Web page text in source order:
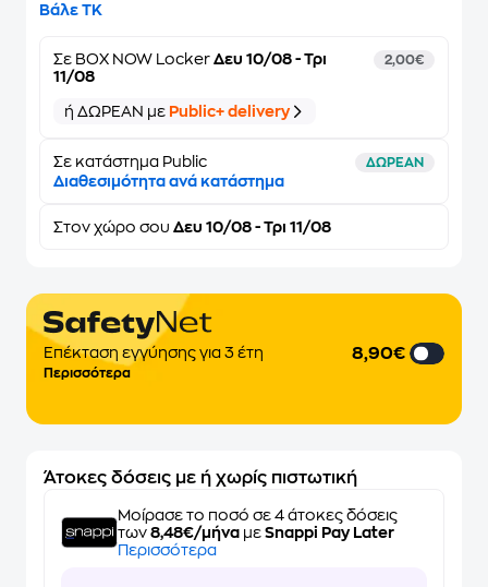
Βάλε ΤΚ
Σε BOX NOW Locker Δευ 10/08 - Τρι
11/08
2,00€
ή ΔΩΡΕΑΝ με Public+ delivery
Σε κατάστημα Public ΔΩΡΕΑΝ
Διαθεσιμότητα ανά κατάστημα
Στον χώρο σου Δευ 10/08 - Τρι 11/08
Επέκταση εγγύησης για 3 έτη
Περισσότερα
8,90€
Άτοκες δόσεις με ή χωρίς πιστωτική
Μοίρασε το ποσό σε 4 άτοκες δόσεις
των 8,48€/μήνα με Snappi Pay Later
Περισσότερα